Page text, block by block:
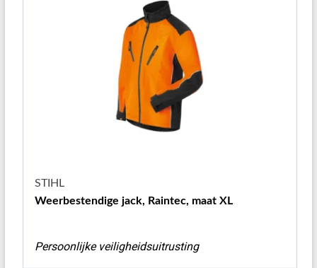
STIHL
Weerbestendige jack, Raintec, maat XL
Persoonlijke veiligheidsuitrusting